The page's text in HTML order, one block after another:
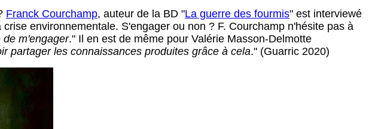
Franck Courchamp, auteur de la BD "La guerre des fourmis" est interviewé
environnementale. S'engager ou non ? F. Courchamp n'hésite pas à
de m'engager." Il en est de même pour Valérie Masson-Delmotte
partager les connaissances produites grâce à cela." (Guarric 2020)